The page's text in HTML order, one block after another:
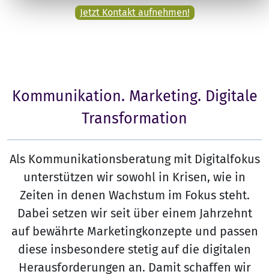
Jetzt Kontakt aufnehmen!
Kommunikation. Marketing. Digitale
Transformation
Als Kommunikationsberatung mit Digitalfokus
unterstützen wir sowohl in Krisen, wie in
Zeiten in denen Wachstum im Fokus steht.
Dabei setzen wir seit über einem Jahrzehnt
auf bewährte Marketingkonzepte und passen
diese insbesondere stetig auf die digitalen
Herausforderungen an. Damit schaffen wir